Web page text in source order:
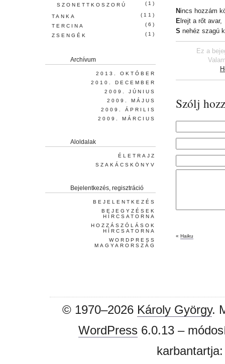
Nincs hozzám
E lrejt a rőt avar,
S nehéz szagú
Ez a
Szólj
« Haiku
SZONETTKOSZORÚ
(1)
TANKA
(11)
TERCINA
(6)
ZSENGÉK
(1)
Archívum
2013. OKTÓBER
2010. DECEMBER
2009. JÚNIUS
2009. MÁJUS
2009. ÁPRILIS
2009. MÁRCIUS
Aloldalak
ÉLETRAJZ
SZAKÁCSKÖNYV
Bejelentkezés, regisztráció
BEJELENTKEZÉS
BEJEGYZÉSEK
HÍRCSATORNA
HOZZÁSZÓLÁSOK
HÍRCSATORNA
WORDPRESS
MAGYARORSZÁG
© 1970–2026 Károly György.
WordPress6.0.13 –